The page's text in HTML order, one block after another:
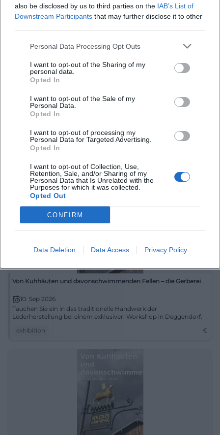
also be disclosed by us to third parties on the IAB’s List of
Downstream Participants that may further disclose it to other
Personal Data Processing Opt Outs
I want to opt-out of the Sharing of my
personal data.
Opted In
I want to opt-out of the Sale of my
Personal Data.
Opted In
I want to opt-out of processing my
Personal Data for Targeted Advertising.
Opted In
I want to opt-out of Collection, Use,
Retention, Sale, and/or Sharing of my
Personal Data that Is Unrelated with the
Purposes for which it was collected.
Opted Out
CONFIRM
Data Deletion Data Access Privacy Policy
Glow & Flow Pilates mit Jacqueline Gruber
9. Sep 2026
Entdecken Sie harmonische Bewegung mit Jacqueline Gruber im
Raum der Stille am 9. September 2026. Entspannung garantiert!
Sport
Von Kuhhäuten und davonschwimmenden Fellen – die Gerberei
10. Sep 2026
Tauchen Sie ein in das traditionelle Handwerk der
Lederherstellung bei einem exklusiven Workshop in Deggendorf.
exhibition
€